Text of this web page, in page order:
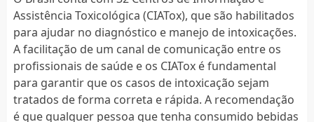
Assistência Toxicológica (CIATox), que são habilitados
para ajudar no diagnóstico e manejo de intoxicações.
A facilitação de um canal de comunicação entre os
profissionais de saúde e os CIATox é fundamental
para garantir que os casos de intoxicação sejam
tratados de forma correta e rápida. A recomendação
é que qualquer pessoa que tenha consumido bebidas